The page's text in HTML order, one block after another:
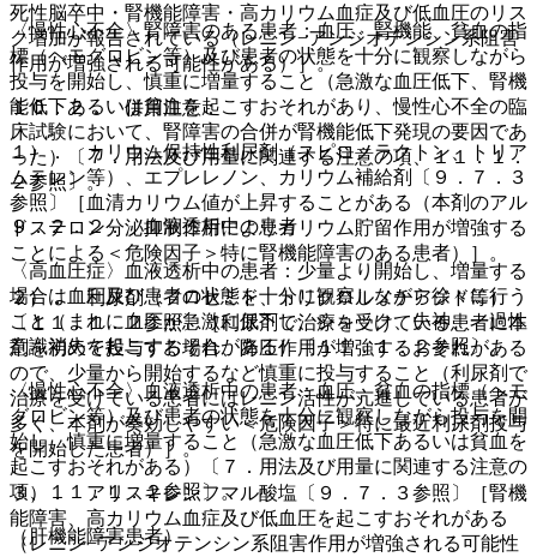
死性脳卒中・腎機能障害・高カリウム血症及び低血圧のリス
ク増加が報告されている（レニン−アンジオテンシン系阻害
作用が増強される可能性がある）］。
１０．２． 併用注意：
１）． カリウム保持性利尿剤（スピロノラクトン、トリア
ムテレン等）、エプレレノン、カリウム補給剤〔９．７．３
参照〕［血清カリウム値が上昇することがある（本剤のアル
ドステロン分泌抑制作用によりカリウム貯留作用が増強する
ことによる＜危険因子＞特に腎機能障害のある患者）］。
２）． 利尿剤（フロセミド、トリクロルメチアジド等）
〔１１．１．２参照〕［利尿剤で治療を受けている患者に本
剤を初めて投与する場合、降圧作用が増強するおそれがある
ので、少量から開始するなど慎重に投与すること（利尿剤で
治療を受けている患者にはレニン活性が亢進している患者が
多く、本剤が奏効しやすい＜危険因子＞特に最近利尿剤投与
を開始した患者）］。
３）． アリスキレンフマル酸塩〔９．７．３参照〕［腎機
能障害、高カリウム血症及び低血圧を起こすおそれがある
（レニン−アンジオテンシン系阻害作用が増強される可能性
〈慢性心不全〉腎障害のある患者：血圧、腎機能、貧血の指
標（ヘモグロビン等）及び患者の状態を十分に観察しながら
投与を開始し、慎重に増量すること（急激な血圧低下、腎機
能低下あるいは貧血を起こすおそれがあり、慢性心不全の臨
床試験において、腎障害の合併が腎機能低下発現の要因であ
った）〔７．用法及び用量に関連する注意の項、１１．１．
２参照〕。
９．２．２． 血液透析中の患者
〈高血圧症〉血液透析中の患者：少量より開始し、増量する
場合は血圧及び患者の状態を十分に観察しながら徐々に行う
こと（まれに血圧が急激に低下し、ショック、失神、一過性
意識消失を起こすおそれがある）〔１１．１．２参照〕。
〈慢性心不全〉血液透析中の患者：血圧、貧血の指標（ヘモ
グロビン等）及び患者の状態を十分に観察しながら投与を開
始し、慎重に増量すること（急激な血圧低下あるいは貧血を
起こすおそれがある）〔７．用法及び用量に関連する注意の
項、１１．１．２参照〕。
（肝機能障害患者）